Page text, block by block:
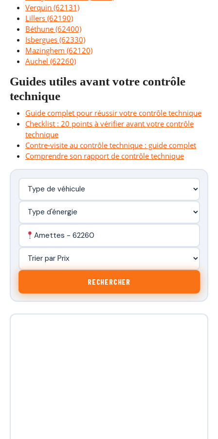
Verquin (62131)
Lillers (62190)
Béthune (62400)
Isbergues (62330)
Mazinghem (62120)
Auchel (62260)
Guides utiles avant votre contrôle
technique
Guide complet pour réussir votre contrôle technique
Checklist : 20 points à vérifier avant votre contrôle
technique
Contre-visite au contrôle technique : guide complet
Comprendre son rapport de contrôle technique
Amettes - 62260
RECHERCHER